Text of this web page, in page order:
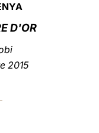
D'OR
2015